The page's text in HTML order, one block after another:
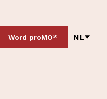
Word proMO* NL